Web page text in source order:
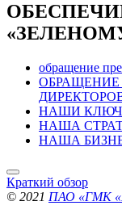
обращение
ОБРАЩЕНИЕ
НАШИ
НАША
НАША
Краткий обзор
© 2021 ПАО «ГМК